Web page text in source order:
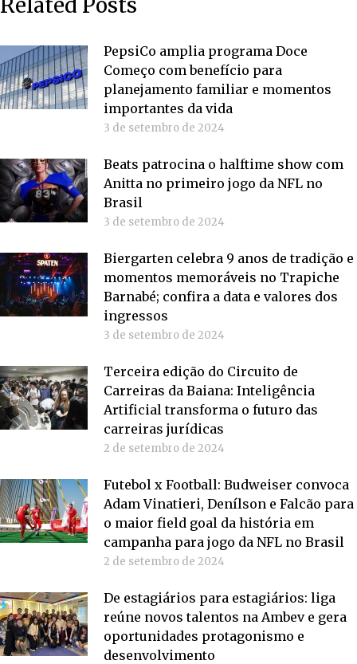
PepsiCo amplia programa Doce
Começo com benefício para
planejamento familiar e momentos
importantes da vida
3 de setembro de 2024
Beats patrocina o halftime show com
Anitta no primeiro jogo da NFL no
Brasil
3 de setembro de 2024
Biergarten celebra 9 anos de tradição e
momentos memoráveis no Trapiche
Barnabé; confira a data e valores dos
ingressos
3 de setembro de 2024
Terceira edição do Circuito de
Carreiras da Baiana: Inteligência
Artificial transforma o futuro das
carreiras jurídicas
2 de setembro de 2024
Futebol x Football: Budweiser convoca
Adam Vinatieri, Denílson e Falcão para
o maior field goal da história em
campanha para jogo da NFL no Brasil
2 de setembro de 2024
De estagiários para estagiários: liga
reúne novos talentos na Ambev e gera
oportunidades protagonismo e
desenvolvimento